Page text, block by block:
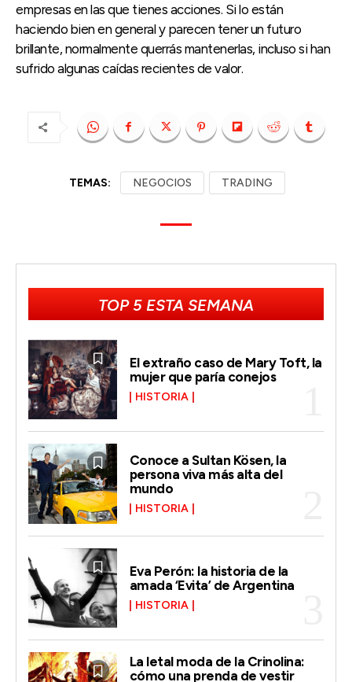
empresas en las que tienes acciones. Si lo están
haciendo bien en general y parecen tener un futuro
brillante, normalmente querrás mantenerlas, incluso si han
sufrido algunas caídas recientes de valor.
TEMAS: NEGOCIOS TRADING
TOP 5 ESTA SEMANA
El extraño caso de Mary Toft, la
mujer que paría conejos
HISTORIA
Conoce a Sultan Kösen, la
persona viva más alta del
mundo
HISTORIA
Eva Perón: la historia de la
amada ‘Evita’ de Argentina
HISTORIA
La letal moda de la Crinolina:
cómo una prenda de vestir